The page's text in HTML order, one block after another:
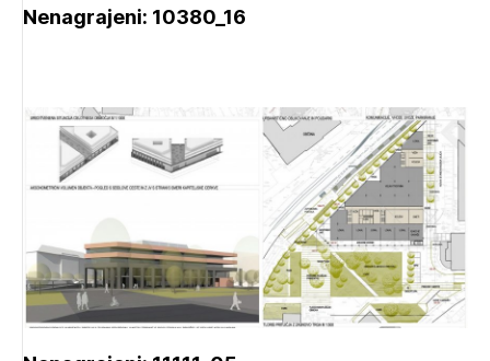
Nenagrajeni: 10380_16